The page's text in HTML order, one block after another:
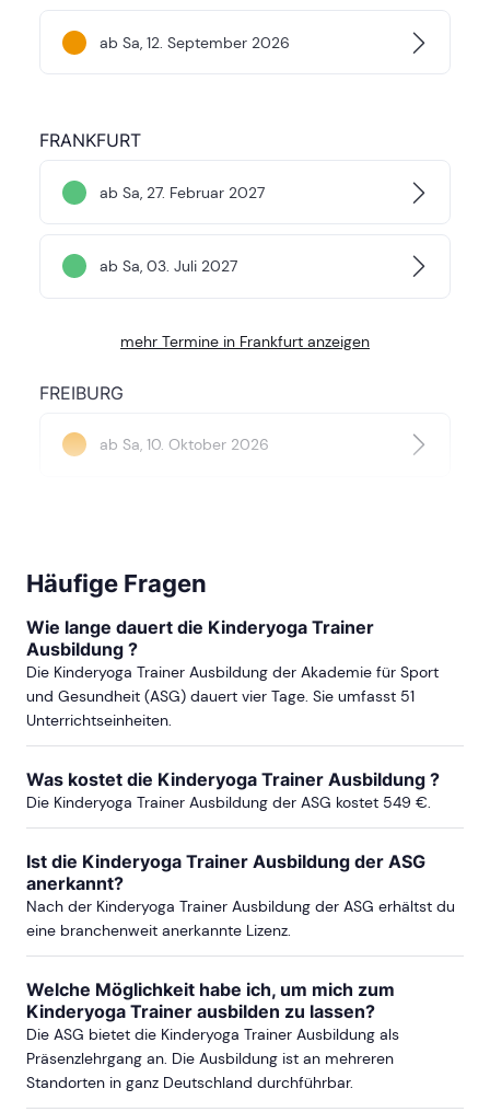
ab Sa, 12. September 2026
FRANKFURT
ab Sa, 27. Februar 2027
ab Sa, 03. Juli 2027
mehr Termine in Frankfurt anzeigen
FREIBURG
ab Sa, 10. Oktober 2026
ab Sa, 17. Oktober 2026
ab Sa, 03. April 2027
mehr Termine in Hamburg anzeigen
KOBLENZ
ab Sa, 24. Oktober 2026
ab Sa, 13. März 2027
Häufige Fragen
Wie lange dauert die Kinderyoga Trainer
Ausbildung ?
Die Kinderyoga Trainer Ausbildung der Akademie für Sport
und Gesundheit (ASG) dauert vier Tage. Sie umfasst 51
Unterrichtseinheiten.
Was kostet die Kinderyoga Trainer Ausbildung ?
Die Kinderyoga Trainer Ausbildung der ASG kostet 549 €.
Ist die Kinderyoga Trainer Ausbildung der ASG
anerkannt?
Nach der Kinderyoga Trainer Ausbildung der ASG erhältst du
eine branchenweit anerkannte Lizenz.
Welche Möglichkeit habe ich, um mich zum
Kinderyoga Trainer ausbilden zu lassen?
Die ASG bietet die Kinderyoga Trainer Ausbildung als
Präsenzlehrgang an. Die Ausbildung ist an mehreren
Standorten in ganz Deutschland durchführbar.